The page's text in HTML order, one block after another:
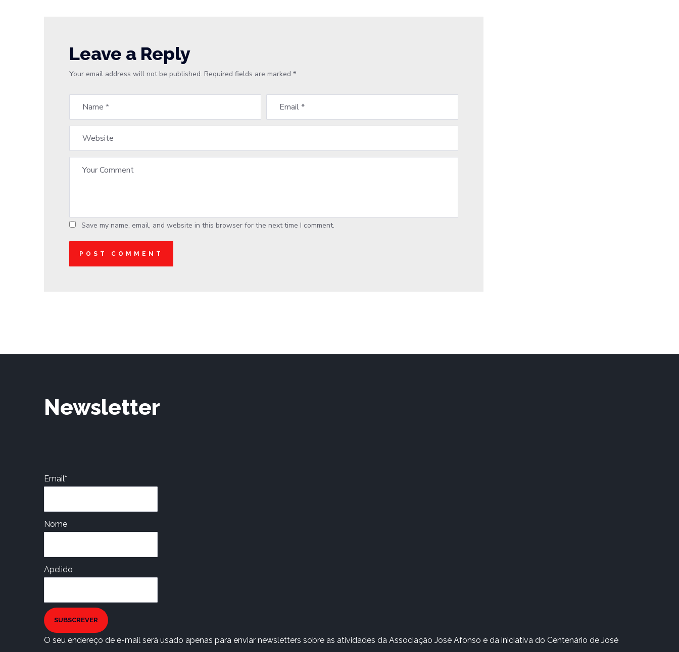
Leave a Reply
Your email address will not be published. Required fields are marked *
Save my name, email, and website in this browser for the next time I comment.
Newsletter
Email*
Nome
Apelido
SUBSCREVER
O seu endereço de e-mail será usado apenas para enviar newsletters sobre as atividades da Associação José Afonso e da iniciativa do Centenário de José